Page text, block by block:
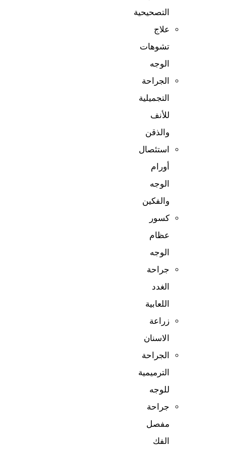
التصحيحية
علاج
تشوهات
الوجه
الجراحة
التجميلية
للأنف
والذقن
استئصال
أورام
الوجه
والفكين
كسور
عظام
الوجه
جراحة
الغدد
اللعابية
زراعة
الاسنان
الجراحة
الترميمية
للوجه
جراحة
مفصل
الفك